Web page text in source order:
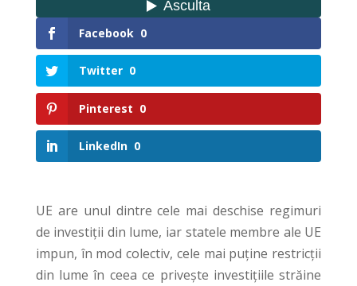
Facebook 0
Twitter 0
Pinterest 0
LinkedIn 0
UE are unul dintre cele mai deschise regimuri
de investiții din lume, iar statele membre ale UE
impun, în mod colectiv, cele mai puține restricții
din lume în ceea ce privește investițiile străine